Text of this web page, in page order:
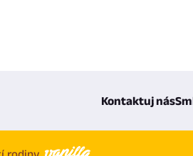
Kontaktuj nás